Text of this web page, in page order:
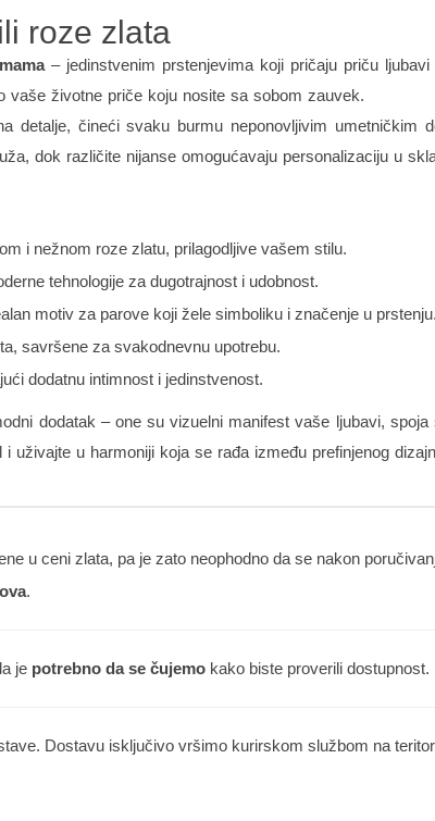
roze zlata
– jedinstvenim prstenjevima koji pričaju priču
vaše životne priče koju nosite sa sobom zauvek.
detalje, čineći svaku burmu neponovljivim umetničkim
dok različite nijanse omogućavaju personalizaciju u
i nežnom roze zlatu, prilagodljive vašem stilu.
tehnologije za dugotrajnost i udobnost.
motiv za parove koji žele simboliku i značenje u prstenju.
savršene za svakodnevnu upotrebu.
dodatnu intimnost i jedinstvenost.
dodatak – one su vizuelni manifest vaše ljubavi,
uživajte u harmoniji koja se rađa između prefinjenog
u ceni zlata, pa je zato neophodno da se nakon
.
je potrebno da se čujemo kako biste proverili dostupnost.
Dostavu isključivo vršimo kurirskom službom na